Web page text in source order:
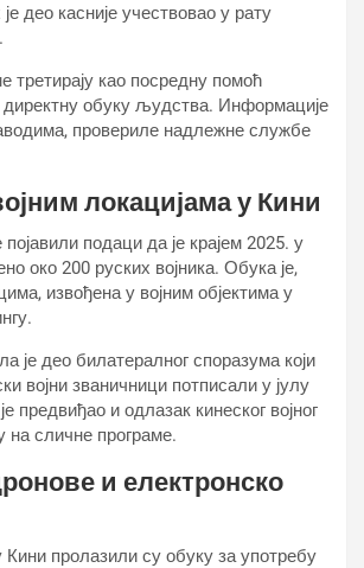
је део касније учествовао у рату
третирају као посредну помоћ
обуку људства. Информације
провериле надлежне службе
локацијама у Кини
подаци да је крајем 2025. у
око 200 руских војника. Обука је,
извођена у војним објектима у
је део билатералног споразума који
војни званичници потписали у јулу
предвиђао и одлазак кинеског војног
на сличне програме.
и електронско
Кини пролазили су обуку за употребу